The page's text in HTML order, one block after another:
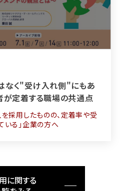
なく"受け入れ側"にもあ
が定着する職場の共通点
採用したものの、定着率や受
いる」企業の方へ
に関する